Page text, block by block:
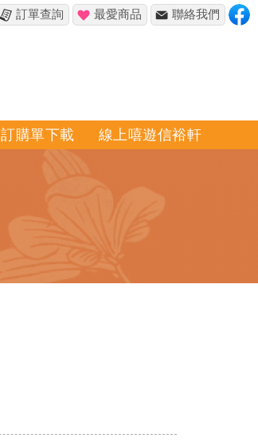
訂單查詢 最愛商品 聯絡我們
訂購單下載 線上嘻遊信裕軒